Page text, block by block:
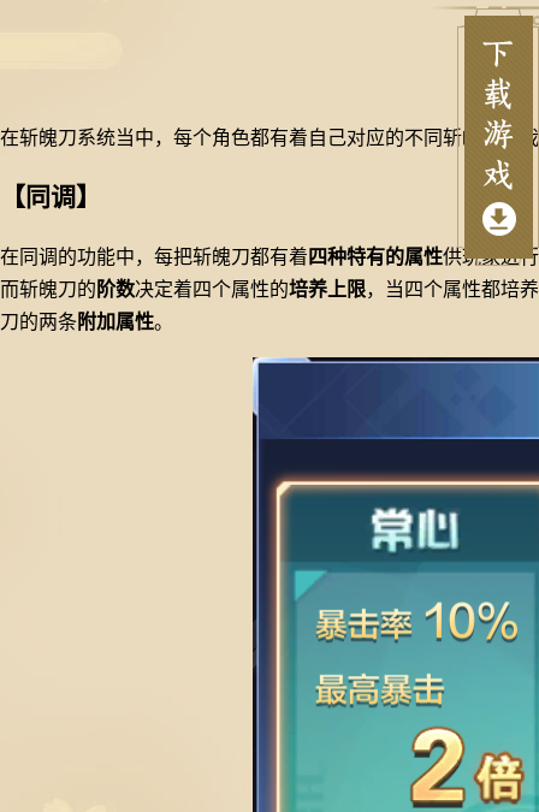
在斩魄刀系统当中，每个角色都有着自己对应的不同斩魄刀，
【同调】
在同调的功能中，每把斩魄刀都有着 四种特有的属性供玩家进
而斩魄刀的 阶数决定着四个属性的培养上限，当四个属性都培
刀的两条 附加属性。